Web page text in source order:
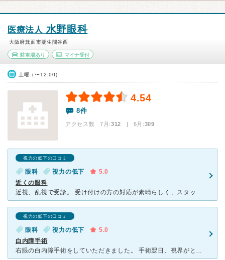
医療法人 水野眼科
大阪府箕面市粟生間谷西
駐車場あり マイナ受付
土曜（〜12:00）
4.54
8件
アクセス数 7月:312 | 6月:309
視力の低下の口コミ
眼科 視力の低下
5.0
近くの眼科
近視、乱視で受診。 受け付けの方の対応が素晴らしく、スタッフ同士の連携が取れていて、すごく上手に患者さんを回しています。 土曜日に受診する事が多いのですが、時期的なものか人が多いです。 土曜日は
視力の低下の口コミ
眼科 視力の低下
5.0
白内障手術
右眼の白内障手術をしていただきました。 手術翌日、視界がとてもクリアに見える事に感動！ 手術も丁寧で、手術を早く決断して良かったです。 スタッフも明るくテキパキとされていて好感が持てます。